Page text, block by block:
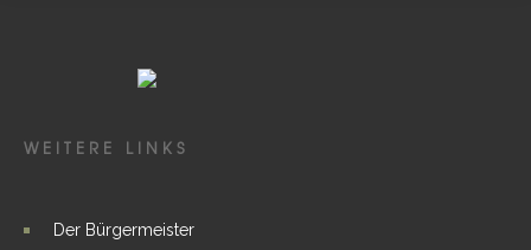
WEITERE LINKS
Der Bürgermeister